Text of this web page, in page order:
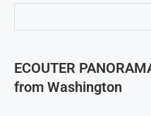
ECOUTER
from Washington